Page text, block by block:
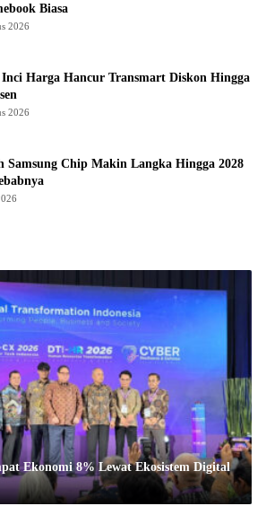
Biasa
2026
Harga Hancur Transmart Diskon Hingga
2026
Samsung Chip Makin Langka Hingga 2028
Ekonomi 8% Lewat Ekosistem Digital